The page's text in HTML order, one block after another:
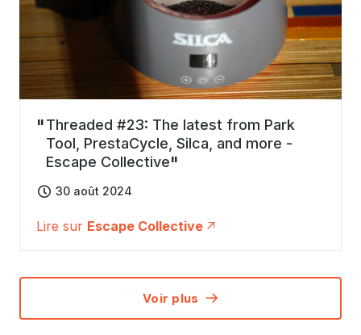
Threaded #23: The latest from Park
Tool, PrestaCycle, Silca, and more -
Escape Collective
30 août 2024
Lire sur Escape Collective
Voir plus